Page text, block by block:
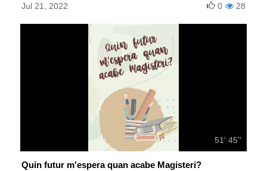
Jul 21, 2022 28
0
51' 45''
Quin futur m'espera quan acabe Magisteri?